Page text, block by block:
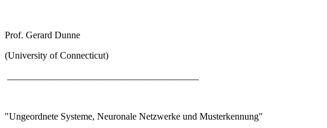
Prof. Gerard Dunne
(University of Connecticut)
"Ungeordnete Systeme, Neuronale Netzwerke und Musterkennung"